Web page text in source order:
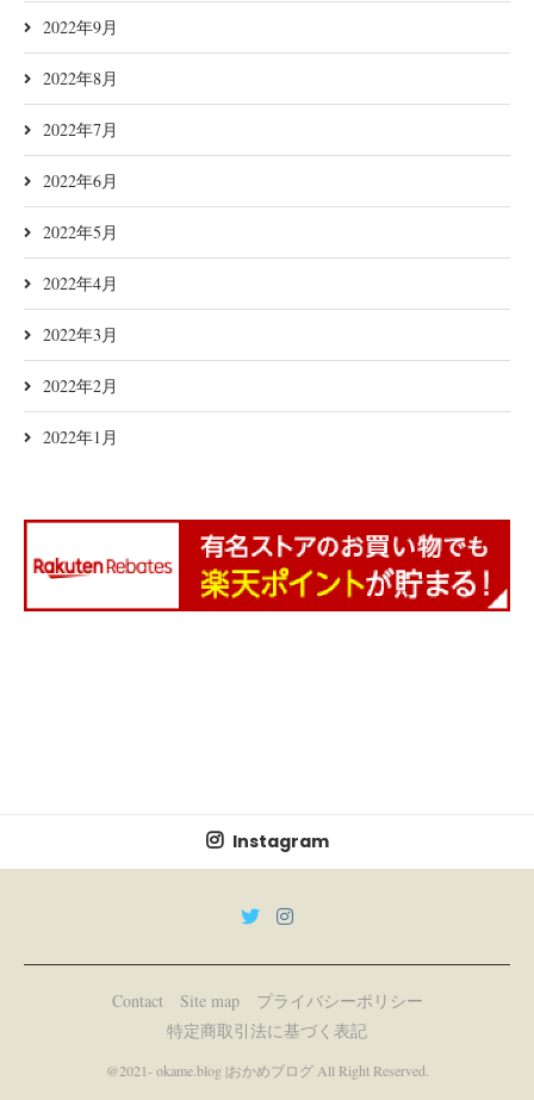
2022年9月
2022年8月
2022年7月
2022年6月
2022年5月
2022年4月
2022年3月
2022年2月
2022年1月
Instagram
Contact Site map
プライバシーポリシー
特定商取引法に基づく表記
@2021- okame.blog |おかめブログ All Right Reserved.